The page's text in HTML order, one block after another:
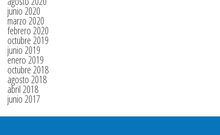
junio 2020
marzo 2020
febrero 2020
octubre 2019
junio 2019
enero 2019
octubre 2018
agosto 2018
abril 2018
junio 2017